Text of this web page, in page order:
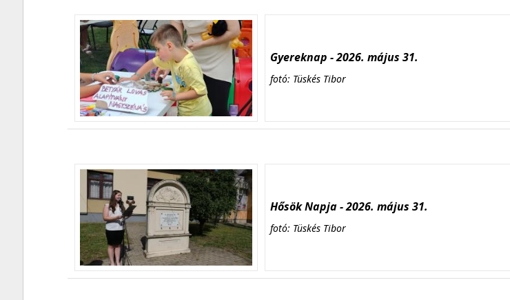
Gyereknap - 2026. május 31.
fotó: Tüskés Tibor
Hősök Napja - 2026. május 31.
fotó: Tüskés Tibor